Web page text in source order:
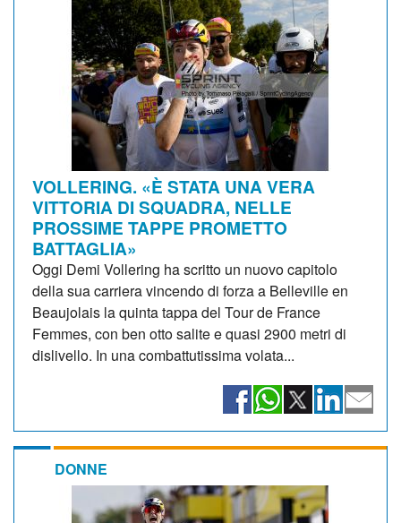
VOLLERING. «È STATA UNA VERA
VITTORIA DI SQUADRA, NELLE
PROSSIME TAPPE PROMETTO
BATTAGLIA»
Oggi Demi Vollering ha scritto un nuovo capitolo
della sua carriera vincendo di forza a Belleville en
Beaujolais la quinta tappa del Tour de France
Femmes, con ben otto salite e quasi 2900 metri di
dislivello. In una combattutissima volata...
DONNE